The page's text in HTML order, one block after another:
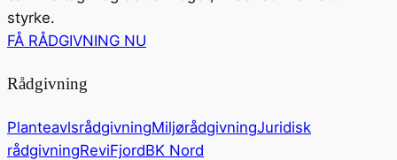
styrke.
FÅ RÅDGIVNING NU
Rådgivning
PlanteavlsrådgivningMiljørådgivningJuridisk
rådgivningReviFjordBK Nord